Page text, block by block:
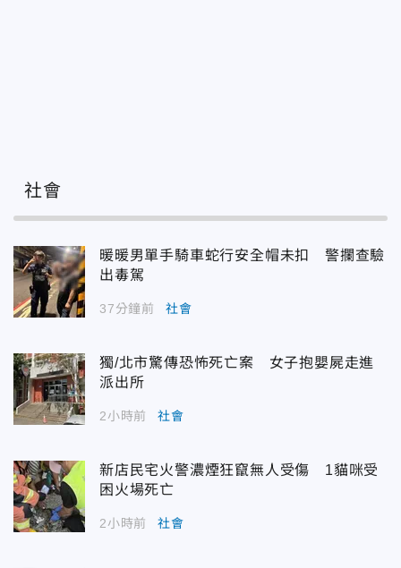
社會
暖暖男單手騎車蛇行安全帽未扣 警攔查驗
出毒駕
37分鐘前 社會
獨/北市驚傳恐怖死亡案 女子抱嬰屍走進
派出所
2小時前 社會
新店民宅火警濃煙狂竄無人受傷 1貓咪受
困火場死亡
2小時前 社會